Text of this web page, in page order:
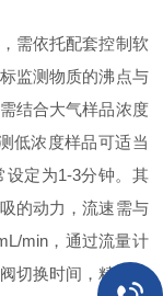
需依托配套控制软
监测物质的沸点与
结合大气样品浓度
低浓度样品可适当
设定为1-3分钟。其
的动力，流速需与
min，通过流量计
切换时间，精准控